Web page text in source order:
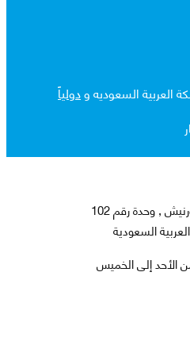
العربية السعوديه ودولياً